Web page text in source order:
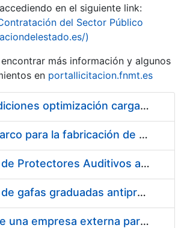
en el siguiente link:
del Sector Público
)
más información y algunos
en portallicitacion.fnmt.es
Pliego condiciones optimización cargas compras firmado
Acuerdo marco para la fabricación de piezas
Suministro de Protectores Auditivos a medida para las personas trabajadoras de los Centros de Trabajo de Madrid y Burgos
Suministro de gafas graduadas antiproyecciones para los trabajadores de la FNMT-RCM en los centros de trabajo de Madrid y Burgos
Servicios de una empresa externa para el asesoramiento y resolución de los recursos de alzada que se presentan relacionados con procesos de selección para la FNMT-RCM